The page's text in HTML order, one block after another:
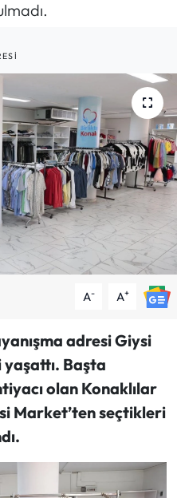
A- A+
adresi Giysi
Başta
olan Konaklılar
Market’ten seçtikleri